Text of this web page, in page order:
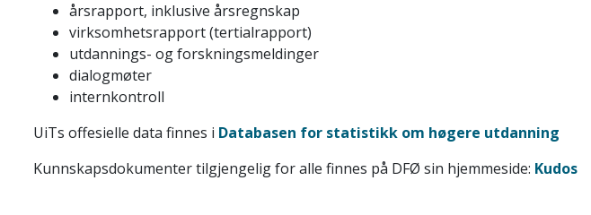
årsrapport, inklusive årsregnskap
virksomhetsrapport (tertialrapport)
utdannings- og forskningsmeldinger
dialogmøter
internkontroll
UiTs offesielle data finnes i Databasen for statistikk om høgere utdanning
Kunnskapsdokumenter tilgjengelig for alle finnes på DFØ sin hjemmeside: Kudos